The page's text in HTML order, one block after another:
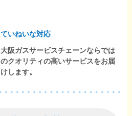
ていねいな対応
大阪ガスサービスチェーンならでは
のクオリティの高いサービスをお届
けします。